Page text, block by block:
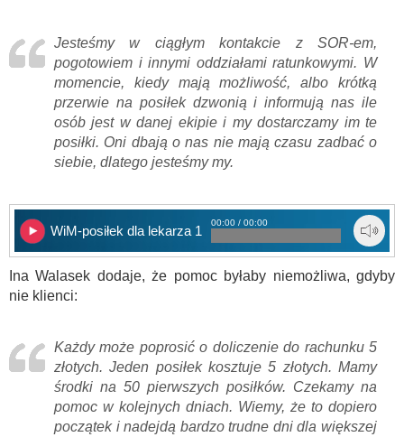
Jesteśmy w ciągłym kontakcie z SOR-em,
pogotowiem i innymi oddziałami ratunkowymi. W
momencie, kiedy mają możliwość, albo krótką
przerwie na posiłek dzwonią i informują nas ile
osób jest w danej ekipie i my dostarczamy im te
posiłki. Oni dbają o nas nie mają czasu zadbać o
siebie, dlatego jesteśmy my.
WiM-posiłek dla lekarza 1
00:00 / 00:00
Ina Walasek dodaje, że pomoc byłaby niemożliwa, gdyby
nie klienci:
Każdy może poprosić o doliczenie do rachunku 5
złotych. Jeden posiłek kosztuje 5 złotych. Mamy
środki na 50 pierwszych posiłków. Czekamy na
pomoc w kolejnych dniach. Wiemy, że to dopiero
początek i nadejdą bardzo trudne dni dla większej